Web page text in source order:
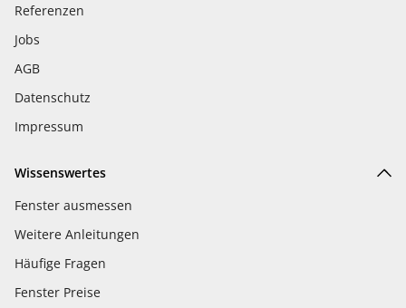
Referenzen
Jobs
AGB
Datenschutz
Impressum
Wissenswertes
Fenster ausmessen
Weitere Anleitungen
Häufige Fragen
Fenster Preise